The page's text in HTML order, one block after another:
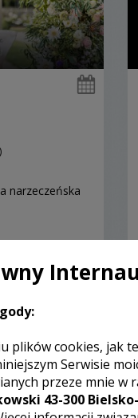
narzeczeńska
plików cookies, jak
Serwisie
przeze mnie w
43-300